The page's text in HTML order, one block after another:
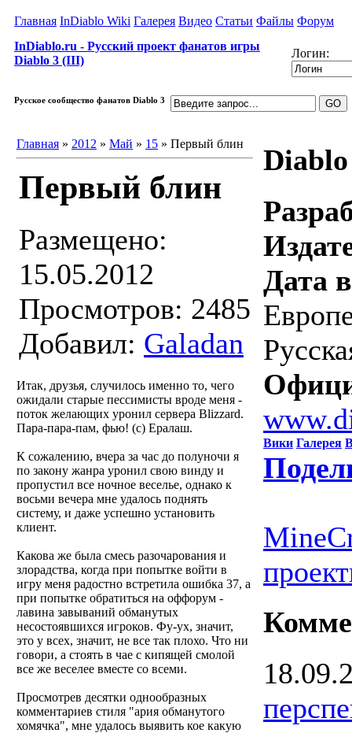
Главная InDiablo Wiki Галерея Видео Статьи Файлы Форум
InDiablo.ru - Русский проект фанатов игры
Diablo 3 (III)
Логин:
Русское сообщество фанатов Diablo 3
Главная » 2012 » Май » 15 » Первый блин
Первый блин
Размещено:
15.05.2012
Просмотров: 2485
Добавил: Galadan
Итак, друзья, случилось именно то, чего
ожидали старые пессимисты вроде меня -
поток желающих уронил сервера Blizzard.
Пара-пара-пам, фью! (c) Ералаш.
К сожалению, вчера за час до полуночи я
по закону жанра уронил свою винду и
пропустил все ночное веселье, однако к
восьми вечера мне удалось поднять
систему, и даже успешно установить
клиент.
Какова же была смесь разочарования и
злорадства, когда при попытке войти в
игру меня радостно встретила ошибка 37, а
при попытке обратиться на оффорум -
лавина завываний обманутых
несостоявшихся игроков. Фу-ух, значит,
это у всех, значит, не все так плохо. Что ни
говори, а стоять в чае с кипящей смолой
все же веселее вместе со всеми.
Просмотрев десятки однообразных
комментариев стиля "ария обманутого
хомячка", мне удалось выявить кое какую
Дата
Вики Галерея